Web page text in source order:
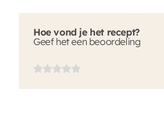
Hoe vond je het recept?
Geef het een beoordeling